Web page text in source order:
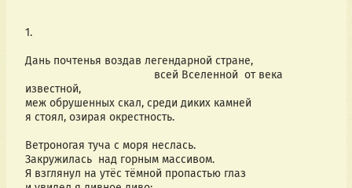
1.
Дань почтенья воздав легендарной стране,
известной,
меж обрушенных скал, среди диких камней
я стоял, озирая окрестность.
Ветроногая туча с моря неслась.
Закружилась  над горным массивом.
Я взглянул на утёс тёмной пропастью глаз